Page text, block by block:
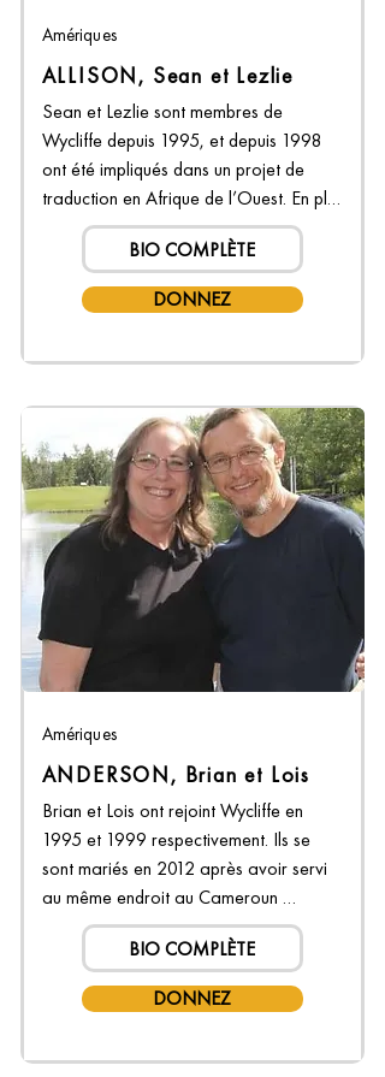
Amériques
ALLISON, Sean et Lezlie
Sean et Lezlie sont membres de
Wycliffe depuis 1995, et depuis 1998
ont été impliqués dans un projet de
traduction en Afrique de l’Ouest. En plus
de leur travail de traduction, Lezlie
enseigne au partenaire de formation en
traduction de Wycliffe au Canada –
Institut canadien de linguistique (CanIL)
linguistique…
BIO COMPLÈTE
DONNEZ
Amériques
ANDERSON, Brian et Lois
Brian et Lois ont rejoint Wycliffe en
1995 et 1999 respectivement. Ils se
sont mariés en 2012 après avoir servi
au même endroit au Cameroun
pendant de nombreuses années. Brian
est originaire de Californie et a occupé
des postes dans le support
informatique, la composition des
maintenant les rapports…
BIO COMPLÈTE
DONNEZ